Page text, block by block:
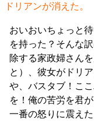
ドリアンが消えた。
おいおいちょっと
を持った？そんな
除する家政婦さん
と）、彼女がドリ
や、バスタブ！こ
を！俺の苦労を君
一番の怒りに震えた